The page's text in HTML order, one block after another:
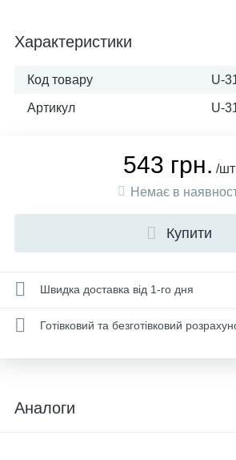
Характеристики
Код товару U-
Артикул U-
543 грн. /шт
Немає в
Купити
Швидка доставка від 1-го дня
Готівковий та безготівковий
Аналоги